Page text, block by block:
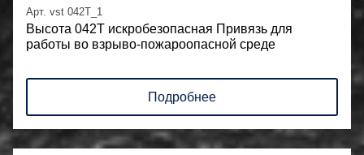
Арт. vst 042T_1
Высота 042Т искробезопасная Привязь для
работы во взрыво-пожароопасной среде
Подробнее